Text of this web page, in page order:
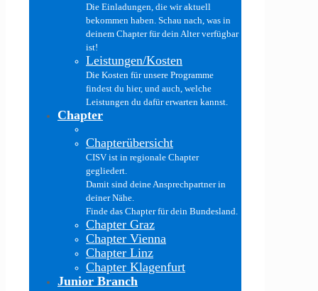
Die Einladungen, die wir aktuell
bekommen haben. Schau nach, was in
deinem Chapter für dein Alter verfügbar
ist!
Leistungen/Kosten
Die Kosten für unsere Programme
findest du hier, und auch, welche
Leistungen du dafür erwarten kannst.
Chapter
Chapterübersicht
CISV ist in regionale Chapter
gegliedert.
Damit sind deine Ansprechpartner in
deiner Nähe.
Finde das Chapter für dein Bundesland.
Chapter Graz
Chapter Vienna
Chapter Linz
Chapter Klagenfurt
Junior Branch